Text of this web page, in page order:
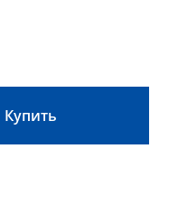
Купить